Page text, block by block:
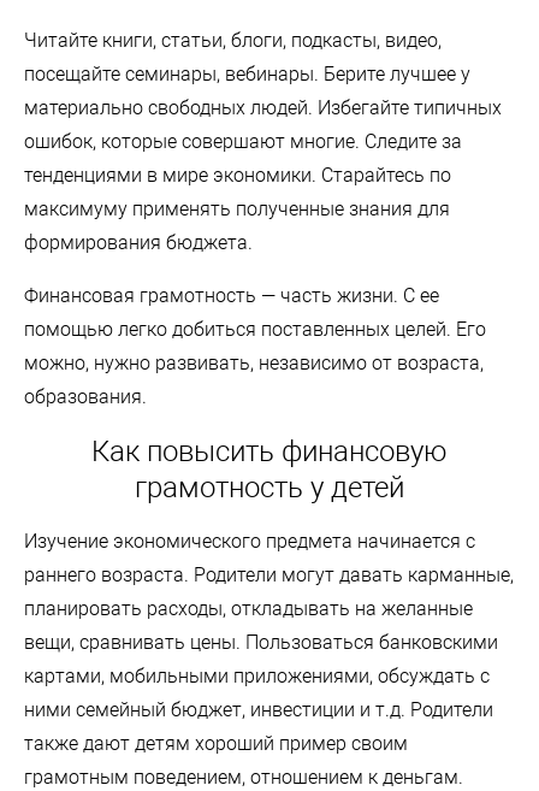
Читайте книги, статьи, блоги, подкасты, видео,
посещайте семинары, вебинары. Берите лучшее у
материально свободных людей. Избегайте типичных
ошибок, которые совершают многие. Следите за
тенденциями в мире экономики. Старайтесь по
максимуму применять полученные знания для
формирования бюджета.
Финансовая грамотность — часть жизни. С ее
помощью легко добиться поставленных целей. Его
можно, нужно развивать, независимо от возраста,
образования.
Как повысить финансовую
грамотность у детей
Изучение экономического предмета начинается с
раннего возраста. Родители могут давать карманные,
планировать расходы, откладывать на желанные
вещи, сравнивать цены. Пользоваться банковскими
картами, мобильными приложениями, обсуждать с
ними семейный бюджет, инвестиции и т.д. Родители
также дают детям хороший пример своим
грамотным поведением, отношением к деньгам.